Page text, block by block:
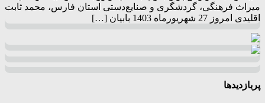
میراث فرهنگی، گردشگری و صنایع‌دستی استان فارس، محمد ثابت
اقلیدی امروز 27 شهریورماه 1403 بابیان […]
پربازدیدها